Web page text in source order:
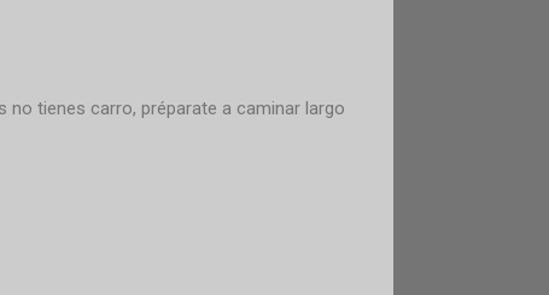
tienes carro, préparate a caminar largo